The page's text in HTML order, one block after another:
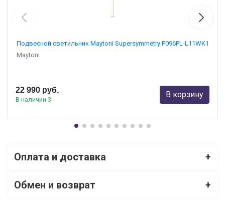
Подвесной светильник Maytoni Supersymmetry P096PL-L11WK1
Maytoni
22 990 руб.
В наличии 3
В корзину
Оплата и доставка +
Обмен и возврат +